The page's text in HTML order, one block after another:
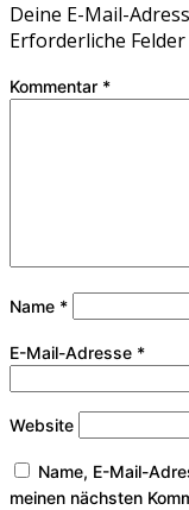
Deine E-Mail-
Erforderliche
Kommentar *
Name *
E-Mail-Adresse *
Website
Name, E-Mail-
meinen nächsten